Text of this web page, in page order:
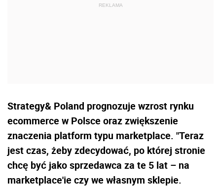
Strategy& Poland prognozuje wzrost rynku
ecommerce w Polsce oraz zwiększenie
znaczenia platform typu marketplace. "Teraz
jest czas, żeby zdecydować, po której stronie
chcę być jako sprzedawca za te 5 lat – na
marketplace'ie czy we własnym sklepie.